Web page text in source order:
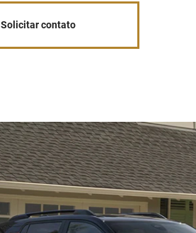
Solicitar contato